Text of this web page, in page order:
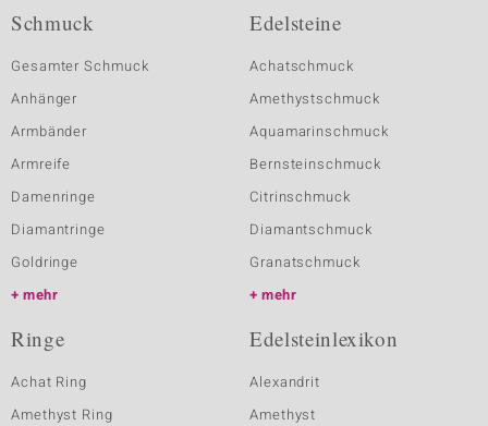
Schmuck
Gesamter Schmuck
Anhänger
Armbänder
Armreife
Damenringe
Diamantringe
Goldringe
mehr
Edelsteine
Achatschmuck
Amethystschmuck
Aquamarinschmuck
Bernsteinschmuck
Citrinschmuck
Diamantschmuck
Granatschmuck
mehr
Ringe
Achat Ring
Amethyst Ring
Edelsteinlexikon
Alexandrit
Amethyst